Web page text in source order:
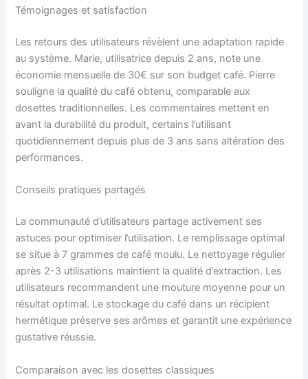
Témoignages et satisfaction
Les retours des utilisateurs révèlent une adaptation rapide
au système. Marie, utilisatrice depuis 2 ans, note une
économie mensuelle de 30€ sur son budget café. Pierre
souligne la qualité du café obtenu, comparable aux
dosettes traditionnelles. Les commentaires mettent en
avant la durabilité du produit, certains l’utilisant
quotidiennement depuis plus de 3 ans sans altération des
performances.
Conseils pratiques partagés
La communauté d’utilisateurs partage activement ses
astuces pour optimiser l’utilisation. Le remplissage optimal
se situe à 7 grammes de café moulu. Le nettoyage régulier
après 2-3 utilisations maintient la qualité d’extraction. Les
utilisateurs recommandent une mouture moyenne pour un
résultat optimal. Le stockage du café dans un récipient
hermétique préserve ses arômes et garantit une expérience
gustative réussie.
Comparaison avec les dosettes classiques